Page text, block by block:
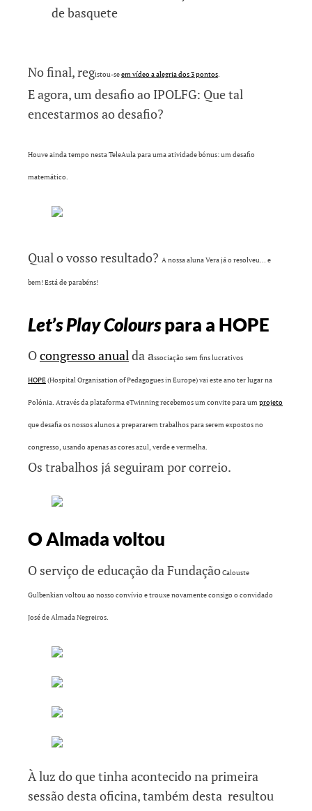
No final, registou-seem vídeo a alegria dos 3 pontos.
E agora, um desafio ao IPOLFG: Que tal
encestarmos ao desafio?
Houve ainda tempo nesta TeleAula para uma atividade bónus: um desafio
matemático.
Qual o vosso resultado? A nossa aluna Vera já o resolveu… e
bem! Está de parabéns!
Let’s Play Colourspara a HOPE
Ocongresso anualda associação sem fins lucrativos
HOPE(Hospital Organisation of Pedagogues in Europe) vai este ano ter lugar na
Polónia. Através da plataforma eTwinning recebemos um convite para umprojeto
que desafia os nossos alunos a prepararem trabalhos para serem expostos no
congresso, usando apenas as cores azul, verde e vermelha.
Os trabalhos já seguiram por correio.
O Almada voltou
O serviço de educação da FundaçãoCalouste
Gulbenkian voltou ao nosso convívio e trouxe novamente consigo o convidado
José de Almada Negreiros.
À luz do que tinha acontecido na primeira
sessão desta oficina, também desta resultou